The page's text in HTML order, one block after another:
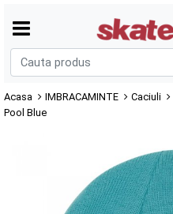
Acasa IMBRACAMINTE Caciuli
Pool Blue